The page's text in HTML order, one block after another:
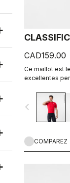
CAD159.00
Ce maillot est
excellentes
sophistication
porter tout au
navigate_before
COMPAREZ